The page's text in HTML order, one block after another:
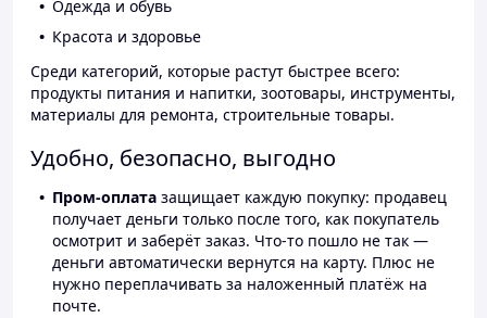
Одежда и обувь
Красота и здоровье
Среди категорий, которые растут быстрее всего:
продукты питания и напитки, зоотовары, инструменты,
материалы для ремонта, строительные товары.
Удобно, безопасно, выгодно
Пром-оплата защищает каждую покупку: продавец
получает деньги только после того, как покупатель
осмотрит и заберёт заказ. Что-то пошло не так —
деньги автоматически вернутся на карту. Плюс не
нужно переплачивать за наложенный платёж на
почте.